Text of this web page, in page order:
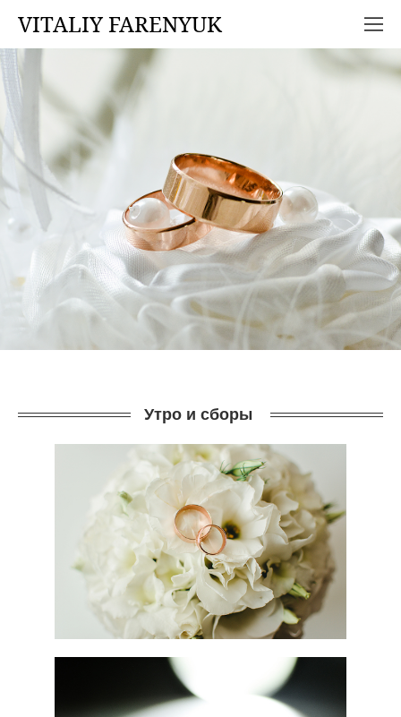
VITALIY FARENYUK
Утро и сборы